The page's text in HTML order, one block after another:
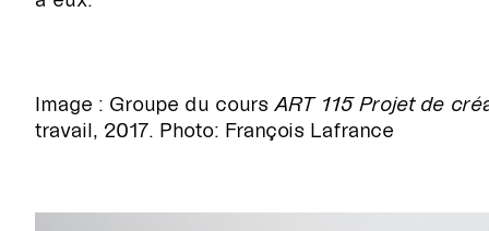
Image : Groupe du coursART 115 Projet de
travail, 2017. Photo: François Lafrance